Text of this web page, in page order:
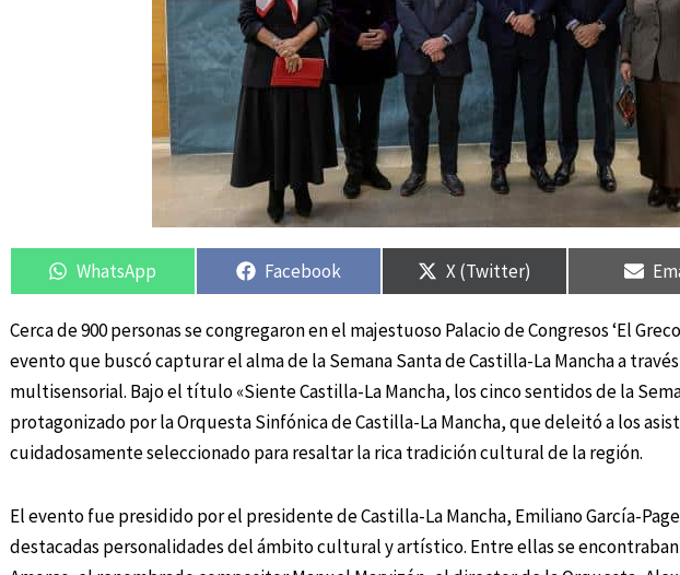
Compartir
en
WhatsApp
Compartir
en
Facebook
Compartir
en
X (Twitter)
en
Cerca de 900 personas se congregaron en el majestuoso Palacio de Congresos ‘El
evento que buscó capturar el alma de la Semana Santa de Castilla-La Mancha a
multisensorial. Bajo el título «Siente Castilla-La Mancha, los cinco sentidos de la
protagonizado por la Orquesta Sinfónica de Castilla-La Mancha, que deleitó a los
cuidadosamente seleccionado para resaltar la rica tradición cultural de la región.
El evento fue presidido por el presidente de Castilla-La Mancha, Emiliano García-
destacadas personalidades del ámbito cultural y artístico. Entre ellas se
Compartir
en
Compartir
en
Compartir
en en